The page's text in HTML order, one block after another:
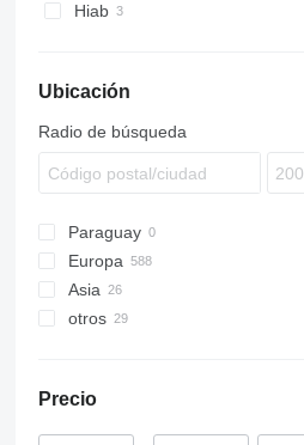
Hiab
Ubicación
Radio de búsqueda
Paraguay
Europa
Países Bajos
Bélgica
Asia
China
otros
Precio